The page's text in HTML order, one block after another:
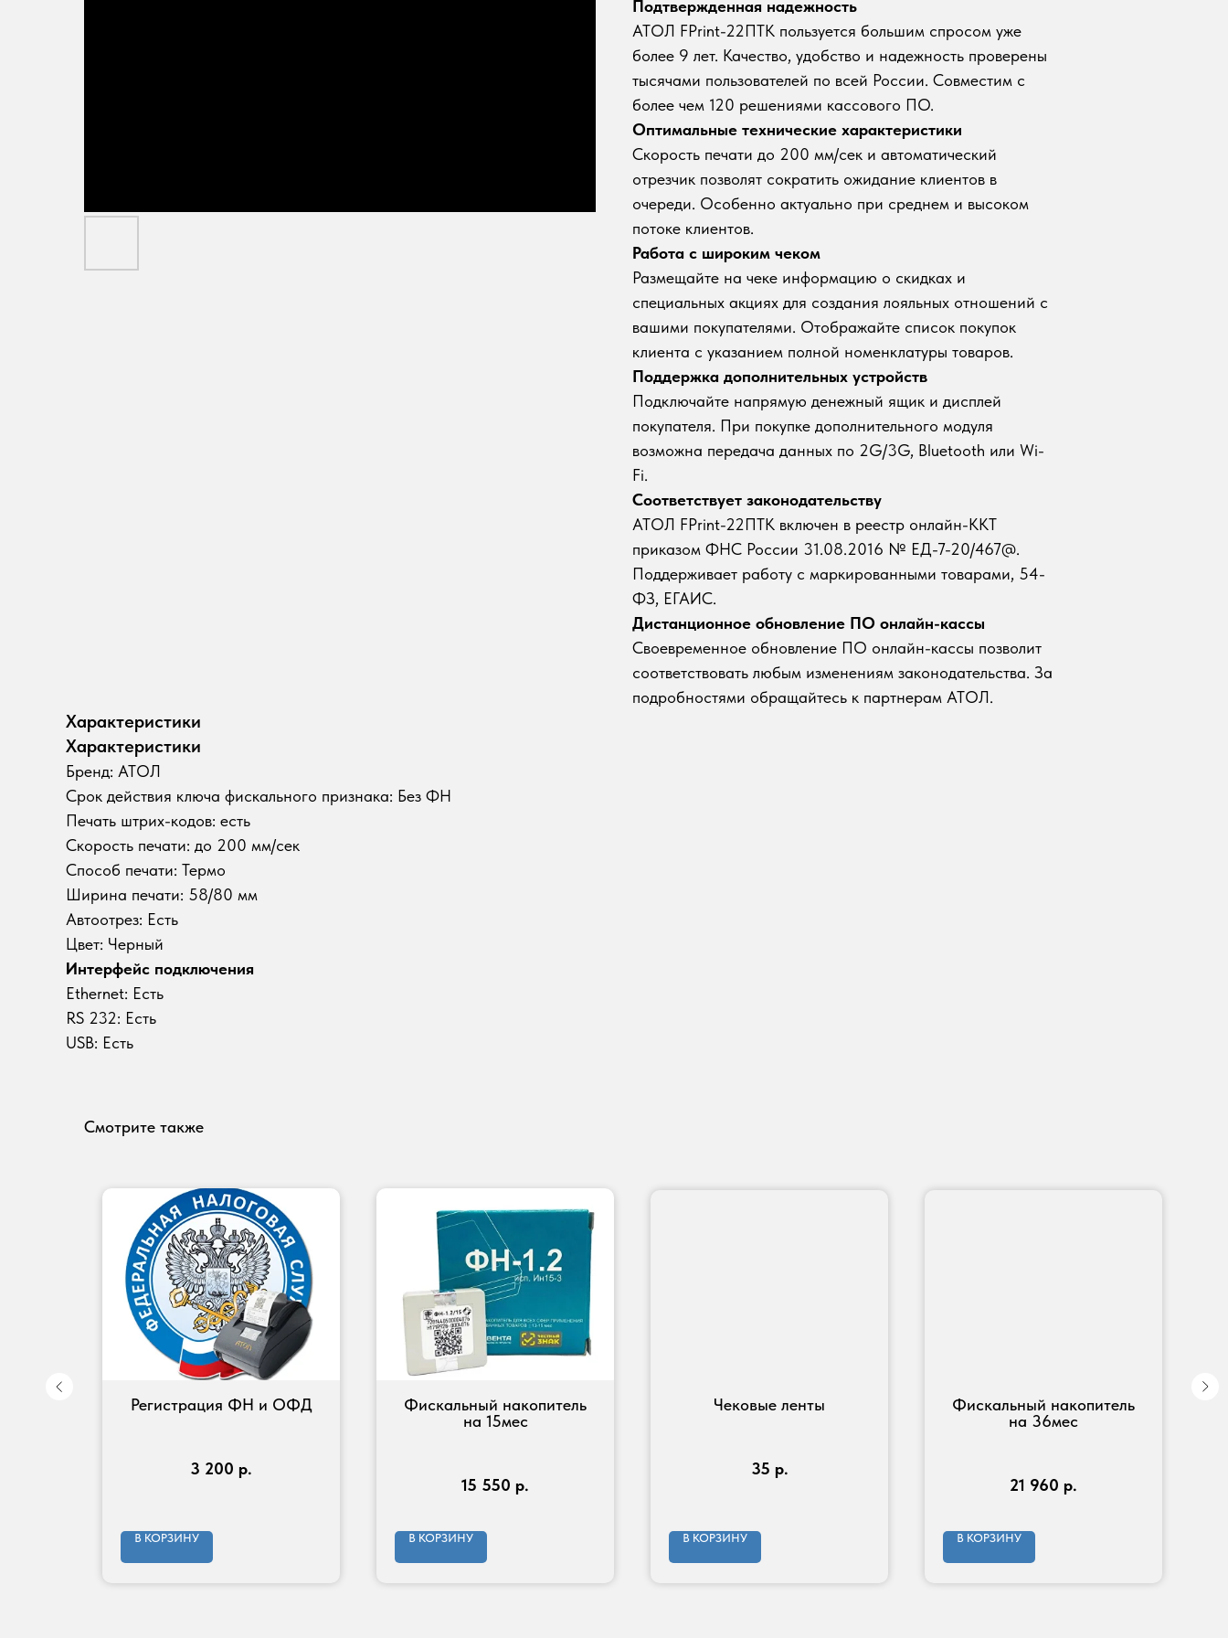
Подтвержденная надежность
АТОЛ FPrint-22ПТК пользуется большим спросом уже
более 9 лет. Качество, удобство и надежность проверены
тысячами пользователей по всей России. Совместим с
более чем 120 решениями кассового ПО.
Оптимальные технические характеристики
Скорость печати до 200 мм/сек и автоматический
отрезчик позволят сократить ожидание клиентов в
очереди. Особенно актуально при среднем и высоком
потоке клиентов.
Работа с широким чеком
Размещайте на чеке информацию о скидках и
специальных акциях для создания лояльных отношений с
вашими покупателями. Отображайте список покупок
клиента с указанием полной номенклатуры товаров.
Поддержка дополнительных устройств
Подключайте напрямую денежный ящик и дисплей
покупателя. При покупке дополнительного модуля
возможна передача данных по 2G/3G, Bluetooth или Wi-
Fi.
Соответствует законодательству
АТОЛ FPrint-22ПТК включен в реестр онлайн-ККТ
приказом ФНС России 31.08.2016 № ЕД-7-20/467@.
Поддерживает работу с маркированными товарами, 54-
ФЗ, ЕГАИС.
Дистанционное обновление ПО онлайн-кассы
Своевременное обновление ПО онлайн-кассы позволит
соответствовать любым изменениям законодательства. За
подробностями обращайтесь к партнерам АТОЛ.
Характеристики
Характеристики
Бренд: АТОЛ
Срок действия ключа фискального признака: Без ФН
Печать штрих-кодов: есть
Скорость печати: до 200 мм/сек
Способ печати: Термо
Ширина печати: 58/80 мм
Автоотрез: Есть
Цвет: Черный
Интерфейс подключения
Ethernet: Есть
RS 232: Есть
USB: Есть
Смотрите также
Регистрация ФН и ОФД
3 200 р.
В КОРЗИНУ
Фискальный накопитель
на 15мес
15 550 р.
В КОРЗИНУ
Чековые ленты
35 р.
В КОРЗИНУ
Фискальный накопитель
на 36мес
21 960 р.
В КОРЗИНУ